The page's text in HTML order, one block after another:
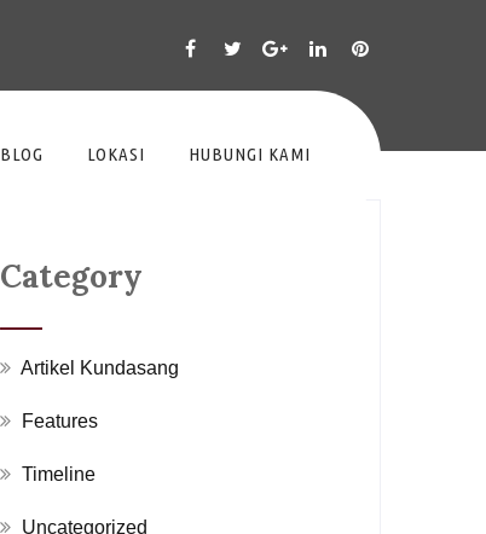
BLOG LOKASI HUBUNGI KAMI
Category
Artikel Kundasang
Features
Timeline
Uncategorized